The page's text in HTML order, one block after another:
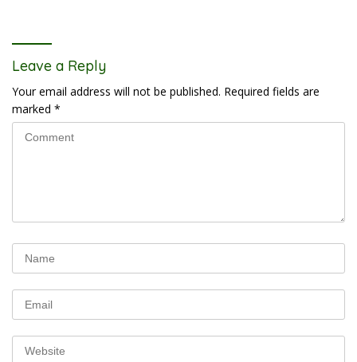
Leave a Reply
Your email address will not be published. Required fields are
marked *